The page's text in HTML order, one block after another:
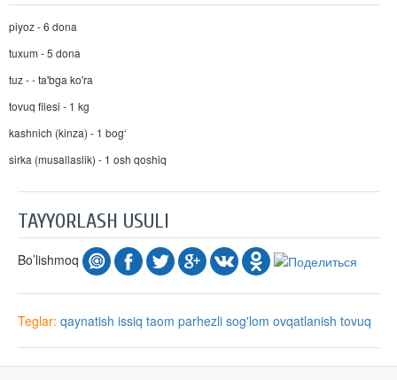
piyoz - 6 dona
tuxum - 5 dona
tuz - - ta'bga ko'ra
tovuq filesi - 1 kg
kashnich (kinza) - 1 bog‘
sirka (musallaslik) - 1 osh qoshiq
TAYYORLASH USULI
Bo’lishmoq
Teglar: qaynatish issiq taom parhezli sog'lom ovqatlanish tovuq